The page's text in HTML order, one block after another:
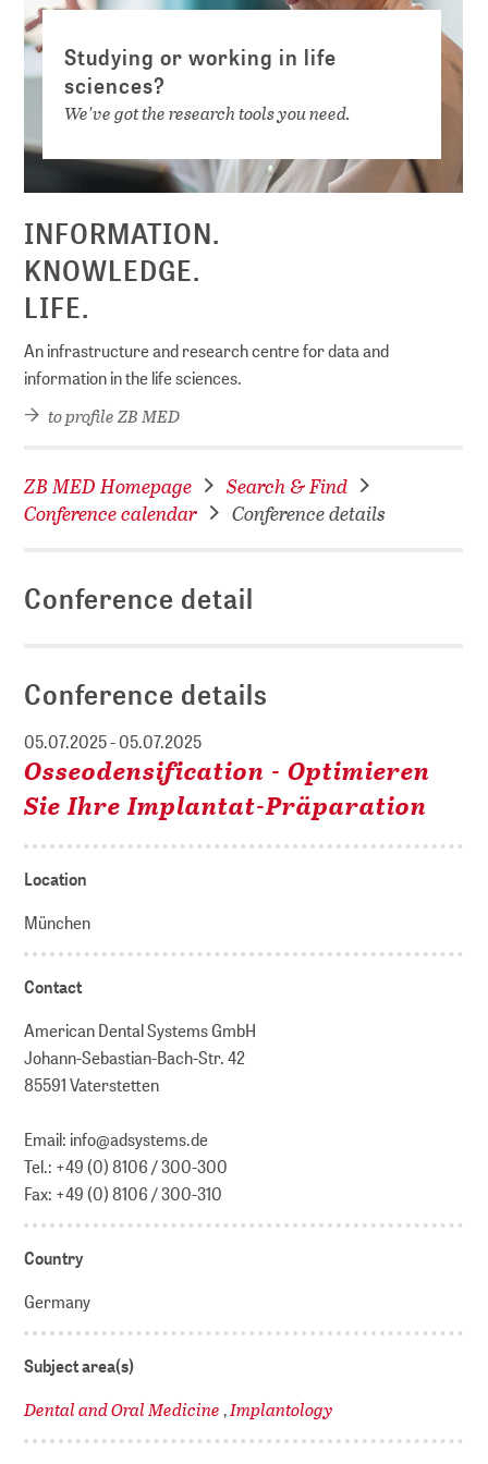
Studying or working in life
sciences?
We've got the research tools you need.
INFORMATION.
KNOWLEDGE.
LIFE.
An infrastructure and research centre for data and
information in the life sciences.
to profile ZB MED
ZB MED Homepage
Search & Find
Conference calendar
Conference details
Conference detail
Conference details
05.07.2025 - 05.07.2025
Osseodensification - Optimieren
Sie Ihre Implantat-Präparation
Location
München
Contact
American Dental Systems GmbH
Johann-Sebastian-Bach-Str. 42
85591 Vaterstetten
Email: info@adsystems.de
Tel.: +49 (0) 8106 / 300-300
Fax: +49 (0) 8106 / 300-310
Country
Germany
Subject area(s)
Dental and Oral Medicine ,Implantology